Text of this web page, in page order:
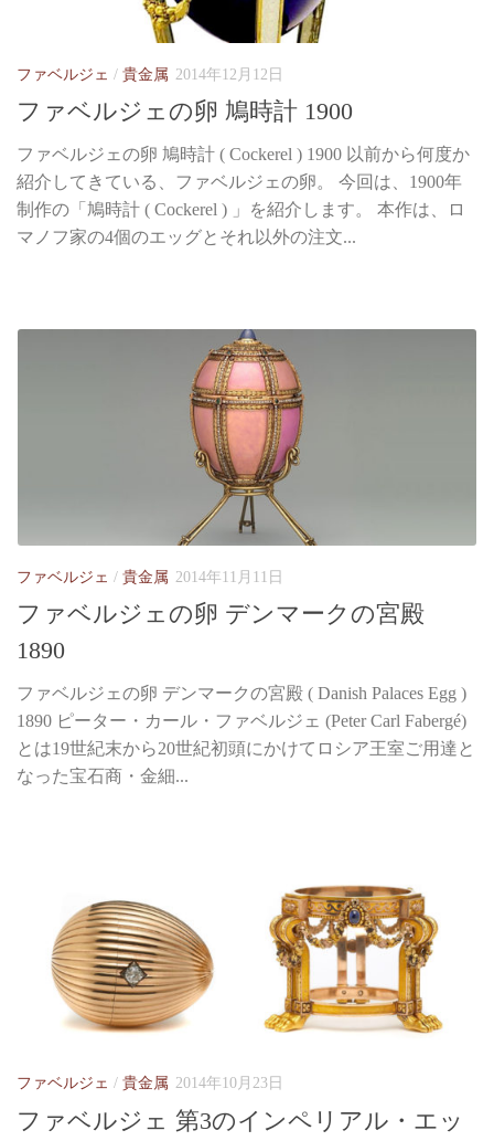
ファベルジェ / 貴金属 2014年12月12日
ファベルジェの卵 鳩時計 1900
ファベルジェの卵 鳩時計 ( Cockerel ) 1900 以前から何度か
紹介してきている、ファベルジェの卵。 今回は、1900年
制作の「鳩時計 ( Cockerel ) 」を紹介します。 本作は、ロ
マノフ家の4個のエッグとそれ以外の注文...
ファベルジェ / 貴金属 2014年11月11日
ファベルジェの卵 デンマークの宮殿
1890
ファベルジェの卵 デンマークの宮殿 ( Danish Palaces Egg )
1890 ピーター・カール・ファベルジェ (Peter Carl Fabergé)
とは19世紀末から20世紀初頭にかけてロシア王室ご用達と
なった宝石商・金細...
ファベルジェ / 貴金属 2014年10月23日
ファベルジェ 第3のインペリアル・エッ